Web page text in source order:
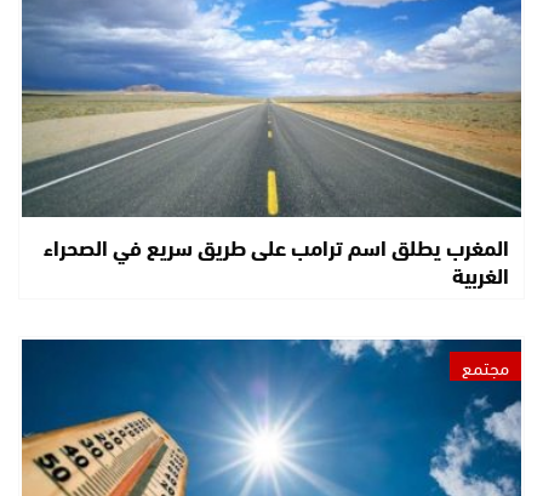
المغرب يطلق اسم ترامب على طريق سريع في الصحراء
الغربية
مجتمع